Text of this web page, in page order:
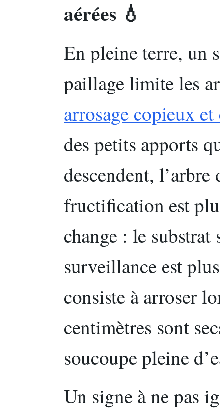
aérées 💧
En pleine terre, un
paillage limite les
arrosage copieux et
des petits apports
descendent,
fructification est
change : le
surveillance est
consiste à arroser
centimètres sont
soucoupe pleine
Un signe à ne pas